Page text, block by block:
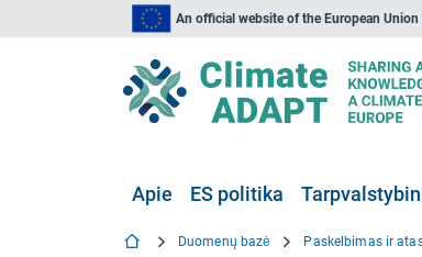
An official website of the European
Apie ES politika
Duomenų bazė Paskelbimas ir